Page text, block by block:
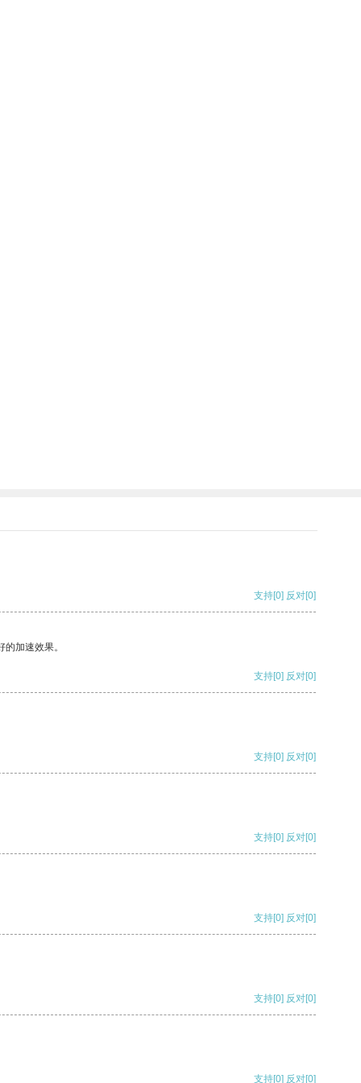
支持[0] 反对[0]
加速效果。
支持[0] 反对[0]
支持[0] 反对[0]
支持[0] 反对[0]
支持[0] 反对[0]
支持[0] 反对[0]
支持[0] 反对[0]